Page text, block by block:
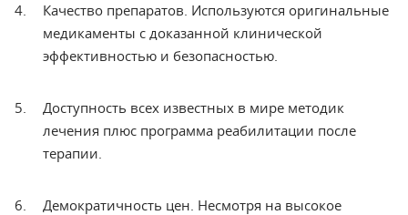
Качество препаратов. Используются оригинальные
медикаменты с доказанной клинической
эффективностью и безопасностью.
Доступность всех известных в мире методик
лечения плюс программа реабилитации после
терапии.
Демократичность цен. Несмотря на высокое